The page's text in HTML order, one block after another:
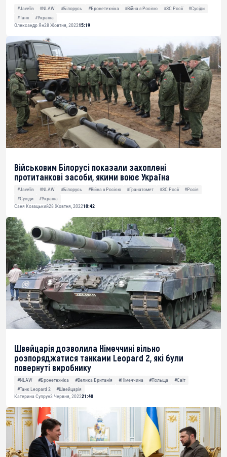
#Javelin #NLAW #Білорусь #Бронетехніка #Війна з Росією #ЗС Росії
#Сусіди
#Танк
#Україна
Олександр Ян28 Жовтня, 202215:19
Військовим Білорусі показали захоплені
протитанкові засоби, якими воює Україна
#Javelin #NLAW #Білорусь #Війна з Росією #Гранатомет #ЗС Росії
#Росія
#Сусіди
#Україна
Саня Козацький28 Жовтня, 202210:42
Швейцарія дозволила Німеччині вільно
розпоряджатися танками Leopard 2, які були
повернуті виробнику
#NLAW #Бронетехніка #Велика Британія #Німеччина #Польща
#Світ
#Танк Leopard 2
#Швейцарія
Катерина Супрун3 Червня, 202221:40